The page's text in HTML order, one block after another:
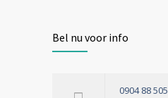
Bel nu voor info
0904 88 505